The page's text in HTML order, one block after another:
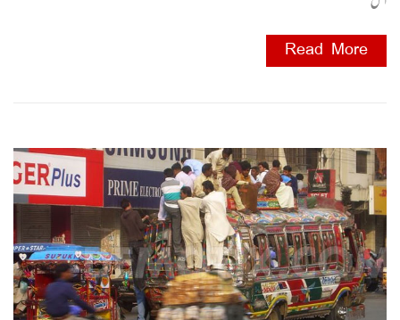
Read More